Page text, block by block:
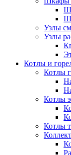
Узлы
Узлы
Котлы и
Котлы
Котлы
Котлы